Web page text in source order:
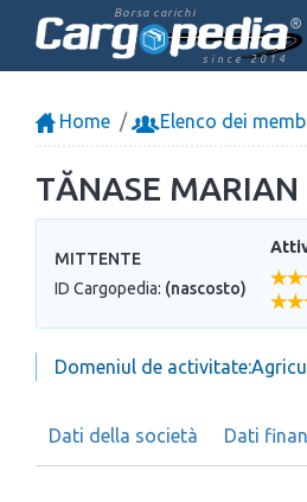
Borsa carichi
since 2014
Home Elenco dei
TĂNASE
MITTENTE
ID Cargopedia: (nascosto)
Domeniul de
Dati della società Dati